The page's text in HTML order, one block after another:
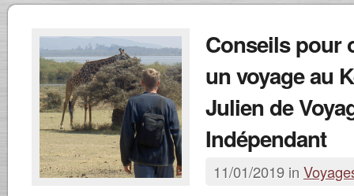
Conseils pour
un voyage au
Julien de
Indépendant
11/01/2019 in